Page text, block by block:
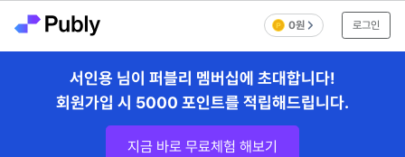
0원 로그인
서인용 님이 퍼블리 멤버십에 초대합니다!
회원가입 시 5000 포인트를 적립해드립니다.
지금 바로 무료체험 해보기